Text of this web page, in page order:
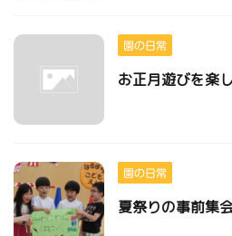
園の日常
お正月遊びを楽
園の日常
夏祭りの事前集